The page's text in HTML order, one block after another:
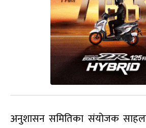
अनुशासन समितिका संयोजक